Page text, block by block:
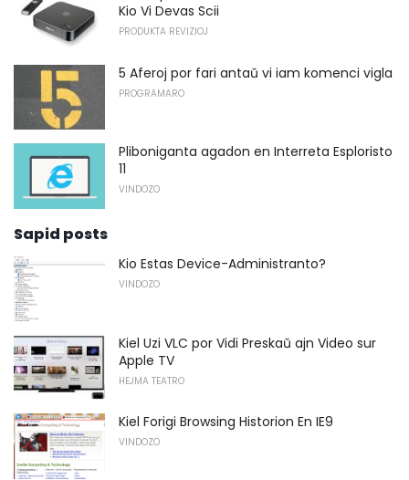
Kio Vi Devas Scii
PRODUKTA REVIZIOJ
5 Aferoj por fari antaŭ vi iam komenci vigla
PROGRAMARO
Pliboniganta agadon en Interreta Esploristo
11
VINDOZO
Sapid posts
Kio Estas Device-Administranto?
VINDOZO
Kiel Uzi VLC por Vidi Preskaŭ ajn Video sur
Apple TV
HEJMA TEATRO
Kiel Forigi Browsing Historion En IE9
VINDOZO